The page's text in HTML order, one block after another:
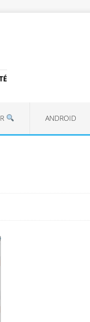
ANDROID